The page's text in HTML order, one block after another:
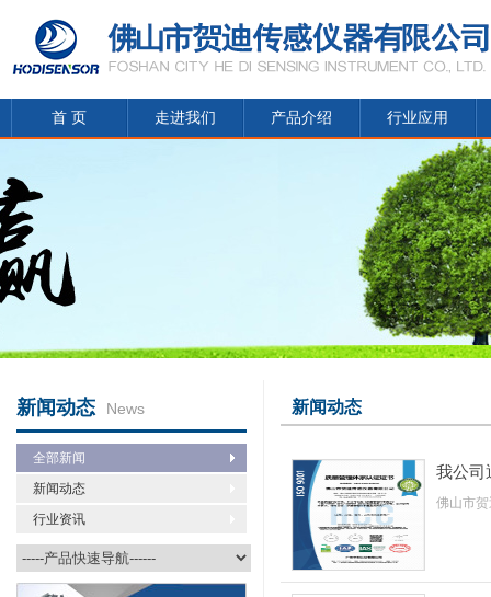
佛山市贺迪传感仪器有限公司
首 页 走进我们 产品介绍 行业应用
新闻动态 News
全部新闻
新闻动态
行业资讯
新闻动态
我公司
佛山市贺